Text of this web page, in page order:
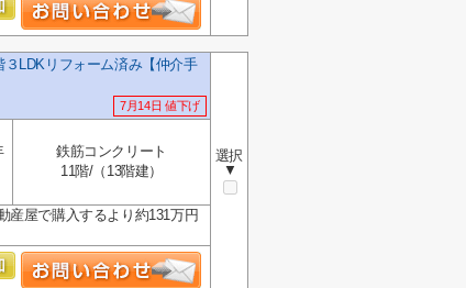
LDKリフォーム済み【仲介手
7月14日 値下げ
選択
▼
鉄筋コンクリート
11階/（13階建）
屋で購入するより約131万円